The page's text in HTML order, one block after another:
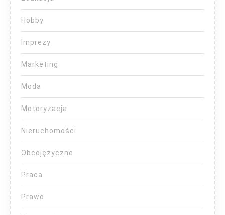
Hobby
Imprezy
Marketing
Moda
Motoryzacja
Nieruchomości
Obcojęzyczne
Praca
Prawo